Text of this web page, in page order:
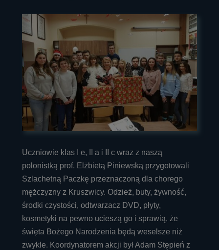
Uczniowie klas I e, II a i II c wraz z naszą
polonistką prof. Elżbietą Piniewską przygotowali
Szlachetną Paczkę przeznaczoną dla chorego
mężczyzny z Kruszwicy. Odzież, buty, żywność,
środki czystości, odtwarzacz DVD, płyty,
kosmetyki na pewno ucieszą go i sprawią, że
święta Bożego Narodzenia będą weselsze niż
zwykle. Koordynatorem akcji był Adam Stępień z